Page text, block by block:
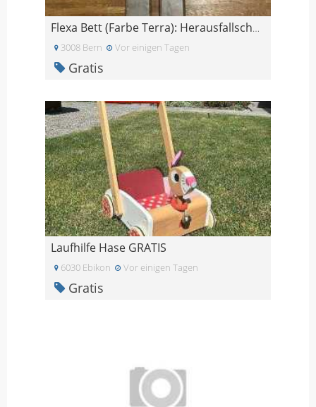
Flexa Bett (Farbe Terra): Herausfallschutz
3008 Bern Vor einigen Tagen
Gratis
Laufhilfe Hase GRATIS
6030 Ebikon Vor einigen Tagen
Gratis